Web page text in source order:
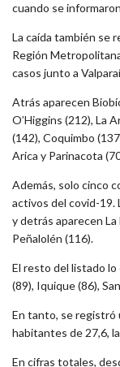
cuando se
La caída también se
Región
casos junto a
Atrás aparecen
O’Higgins (212), La
(142), Coquimbo
Arica y Parinacota
Además, solo cinco
activos del covid-19.
y detrás aparecen La
Peñalolén (116).
El resto del listado
(89), Iquique (86),
En tanto, se registró
habitantes de 27,6,
En cifras totales,